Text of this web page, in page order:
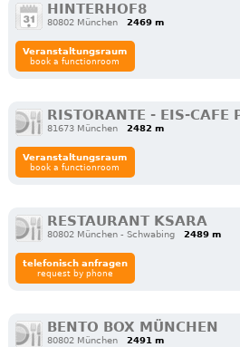
HINTERHOF8
80802 München 2469 m
Veranstaltungsraum
book a functionroom
RISTORANTE - EIS-CAFE
81673 München 2482 m
Veranstaltungsraum
book a functionroom
RESTAURANT KSARA
80802 München - Schwabing 2489 m
telefonisch anfragen
request by phone
BENTO BOX MÜNCHEN
80802 München 2491 m